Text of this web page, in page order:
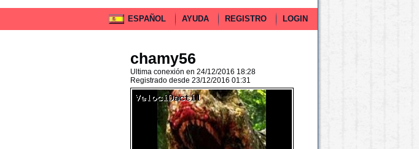
ESPAÑOL AYUDA REGISTRO LOGIN
chamy56
Ultima conexión en 24/12/2016 18:28
Registrado desde 23/12/2016 01:31